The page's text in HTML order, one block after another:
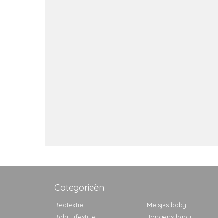
Categorieën
Bedtextiel
Meisjes baby